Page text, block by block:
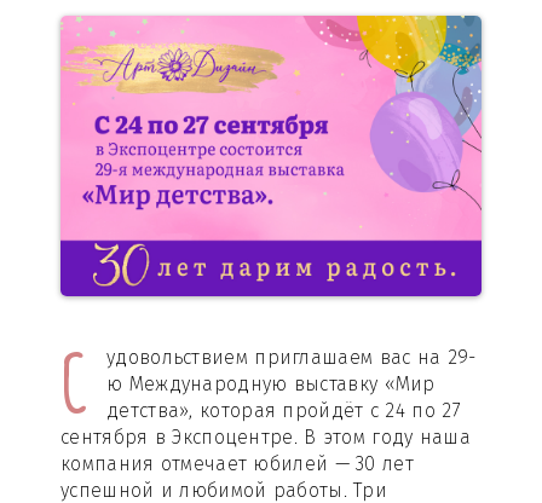
С
удовольствием приглашаем вас на 29-
ю Международную выставку «Мир
детства», которая пройдёт с 24 по 27
сентября в Экспоцентре. В этом году наша
компания отмечает юбилей — 30 лет
успешной и любимой работы. Три